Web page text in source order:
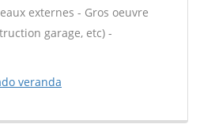
externes - Gros oeuvre
garage, etc) -
veranda